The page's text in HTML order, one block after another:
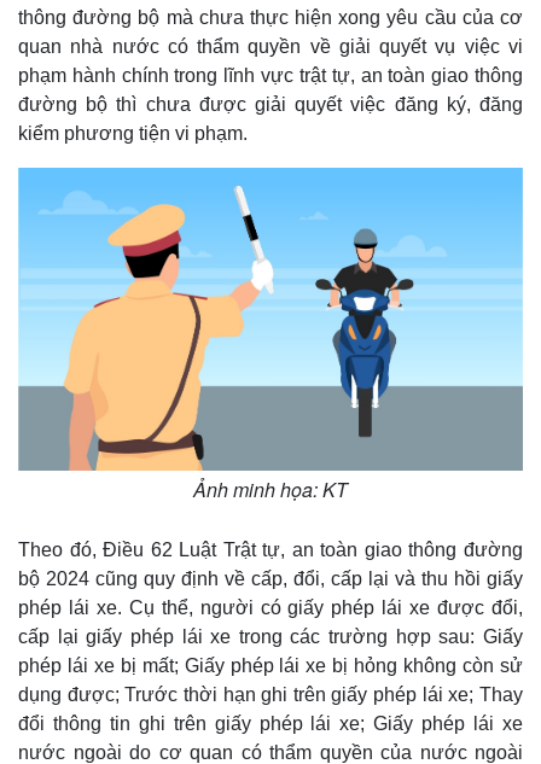
Thế giới
Quan sát
Cuộc sống đó đây
Multimedia
Video
E-Magazine
thông đường bộ mà chưa thực hiện xong yêu cầu của cơ
quan nhà nước có thẩm quyền về giải quyết vụ việc vi
phạm hành chính trong lĩnh vực trật tự, an toàn giao thông
đường bộ thì chưa được giải quyết việc đăng ký, đăng
kiểm phương tiện vi phạm.
Ảnh minh họa: KT
Theo đó, Điều 62 Luật Trật tự, an toàn giao thông đường
bộ 2024 cũng quy định về cấp, đổi, cấp lại và thu hồi giấy
phép lái xe. Cụ thể, người có giấy phép lái xe được đổi,
cấp lại giấy phép lái xe trong các trường hợp sau: Giấy
phép lái xe bị mất; Giấy phép lái xe bị hỏng không còn sử
dụng được; Trước thời hạn ghi trên giấy phép lái xe; Thay
đổi thông tin ghi trên giấy phép lái xe; Giấy phép lái xe
nước ngoài do cơ quan có thẩm quyền của nước ngoài